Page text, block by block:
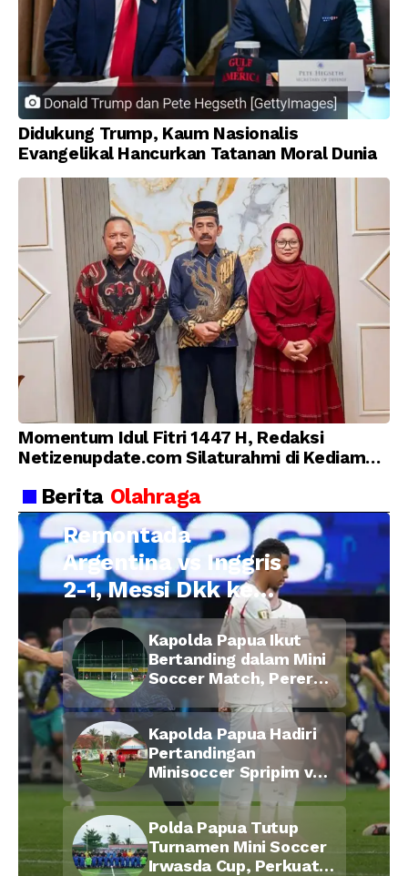
Didukung Trump, Kaum Nasionalis
Evangelikal Hancurkan Tatanan Moral Dunia
Momentum Idul Fitri 1447 H, Redaksi
Netizenupdate.com Silaturahmi di Kediaman
Berita Olahraga
Remontada
Argentina vs Inggris
2-1, Messi Dkk ke
Final Piala Dunia
2026
Kapolda Papua Ikut
Bertanding dalam Mini
Soccer Match, Pererat
Kebersamaan Personel
di Bulan Ramadan
Kapolda Papua Hadiri
Pertandingan
Minisoccer Spripim vs
Bid Propam, Pererat
Soliditas dan
Kebersamaan Personel
Polda Papua Tutup
Turnamen Mini Soccer
Irwasda Cup, Perkuat